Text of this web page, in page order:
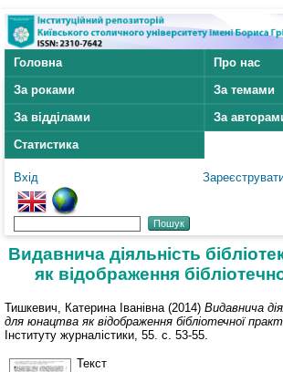
Головна
Про нас
За роками
За темами
За відділами
За
Статистика
Вхід
Видавнича діяльність
як відображення
Тишкевич, Катерина Іванівна (2014) Видавнича
для юнацтва як відображення бібліотечної
Інституту журналістики, 55. с. 53-55.
Текст